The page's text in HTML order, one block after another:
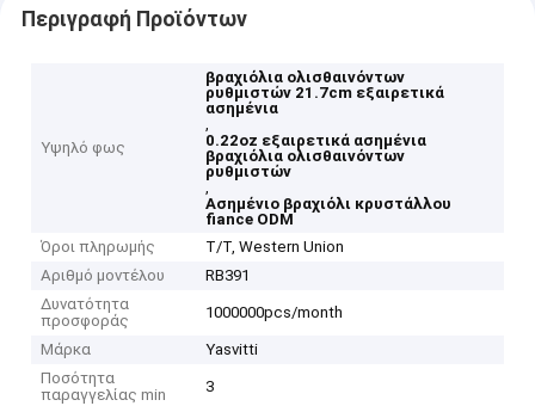
Περιγραφή Προϊόντων
Υψηλό φως
βραχιόλια ολισθαινόντων
ρυθμιστών 21.7cm εξαιρετικά
ασημένια
,
0.22oz εξαιρετικά ασημένια
βραχιόλια ολισθαινόντων
ρυθμιστών
,
Ασημένιο βραχιόλι κρυστάλλου
fiance ODM
Όροι πληρωμής
T/T, Western Union
Αριθμό μοντέλου
RB391
Δυνατότητα
προσφοράς
1000000pcs/month
Μάρκα
Yasvitti
Ποσότητα
παραγγελίας min
3